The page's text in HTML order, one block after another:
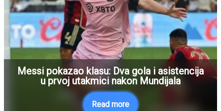
Messi pokazao klasu: Dva gola i asistencija
u prvoj utakmici nakon Mundijala
Read more